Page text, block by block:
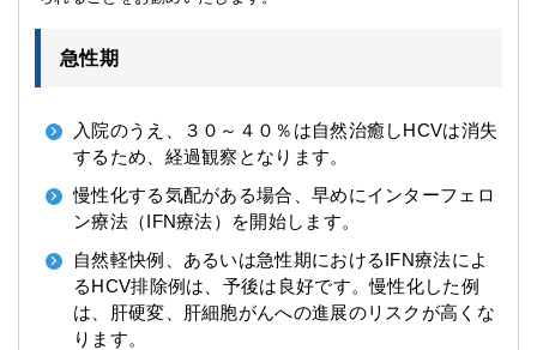
急性期
入院のうえ、３０～４０％は自然治癒しHCVは消失
するため、経過観察となります。
慢性化する気配がある場合、早めにインターフェロ
ン療法（IFN療法）を開始します。
自然軽快例、あるいは急性期におけるIFN療法によ
るHCV排除例は、予後は良好です。慢性化した例
は、肝硬変、肝細胞がんへの進展のリスクが高くな
ります。